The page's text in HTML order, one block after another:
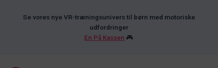
Se vores nye VR-træningsunivers til børn med motoriske
udfordringer
En På Kassen 🎮